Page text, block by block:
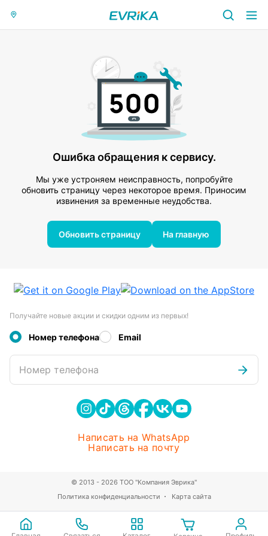
Ошибка обращения к сервису.
Мы уже устроняем неисправность, попробуйте
обновить страницу через некоторое время. Приносим
извинения за временные неудобства.
Обновить страницу На главную
Получайте новые акции и скидки одним из первых!
Номер телефона Email
Номер телефона
Написать на WhatsApp
Написать на почту
Политика конфиденциальности Карта сайта
© 2013 - 2026 ТОО "Компания Эврика"